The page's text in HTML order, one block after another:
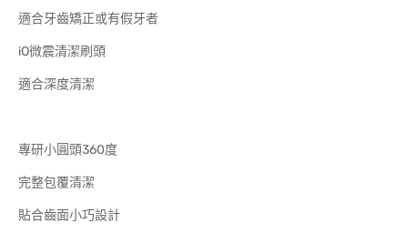
適合牙齒矯正或有假牙者
iO微震清潔刷頭
適合深度清潔
專研小圓頭360度
完整包覆清潔
貼合齒面小巧設計